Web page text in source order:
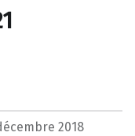
2018